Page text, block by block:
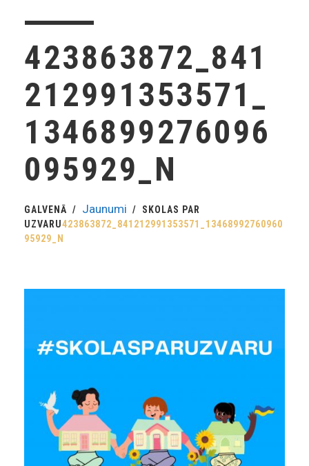
423863872_841
212991353571_
1346899276096
095929_N
GALVENĀ Jaunumi
SKOLAS PAR
UZVARU423863872_841212991353571_13468992760960
95929_N